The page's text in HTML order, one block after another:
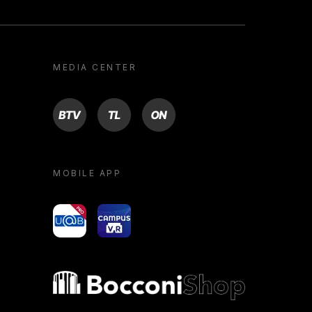
MEDIA CENTER
BTV TL ON
MOBILE APP
yoU@B Campus VR
Bocconi shop